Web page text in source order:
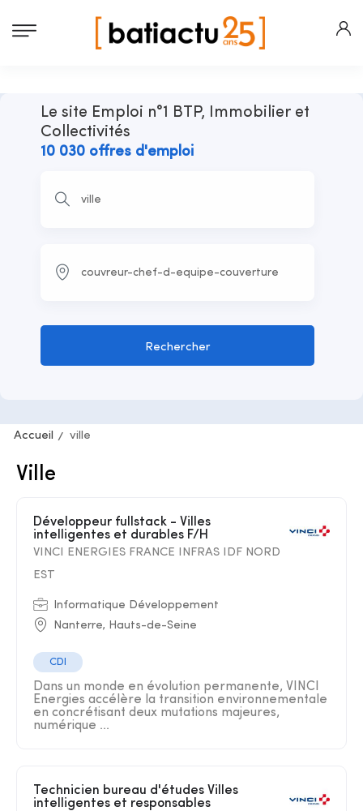
Le site Emploi n°1 BTP, Immobilier et
Collectivités
10 030 offres d'emploi
Rechercher
Accueil ville
Ville
Développeur fullstack - Villes
intelligentes et durables F/H
VINCI ENERGIES FRANCE INFRAS IDF NORD
EST
Informatique Développement
Nanterre, Hauts-de-Seine
CDI
Dans un monde en évolution permanente, VINCI
Energies accélère la transition environnementale
en concrétisant deux mutations majeures,
numérique ...
intelligentes et responsables